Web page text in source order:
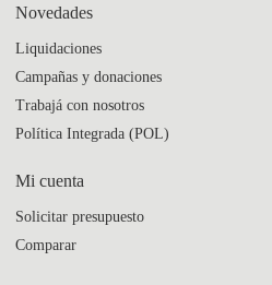
Novedades
Liquidaciones
Campañas y donaciones
Trabajá con nosotros
Política Integrada (POL)
Mi cuenta
Solicitar presupuesto
Comparar